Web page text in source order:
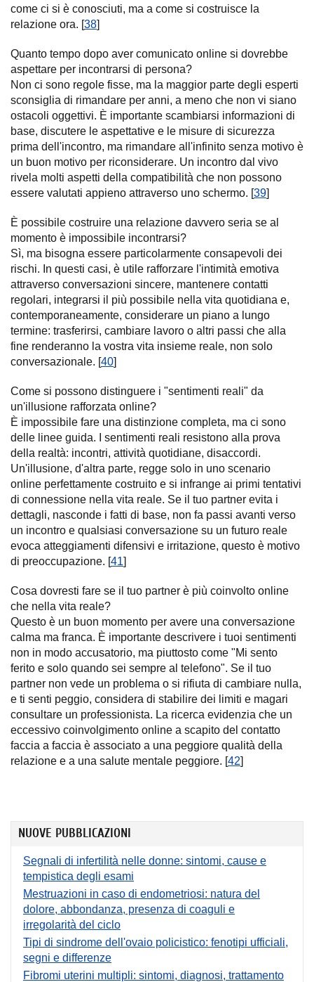
come ci si è conosciuti, ma a come si costruisce la
relazione ora. [38]
Quanto tempo dopo aver comunicato online si dovrebbe
aspettare per incontrarsi di persona?
Non ci sono regole fisse, ma la maggior parte degli esperti
sconsiglia di rimandare per anni, a meno che non vi siano
ostacoli oggettivi. È importante scambiarsi informazioni di
base, discutere le aspettative e le misure di sicurezza
prima dell'incontro, ma rimandare all'infinito senza motivo è
un buon motivo per riconsiderare. Un incontro dal vivo
rivela molti aspetti della compatibilità che non possono
essere valutati appieno attraverso uno schermo. [39]
È possibile costruire una relazione davvero seria se al
momento è impossibile incontrarsi?
Sì, ma bisogna essere particolarmente consapevoli dei
rischi. In questi casi, è utile rafforzare l'intimità emotiva
attraverso conversazioni sincere, mantenere contatti
regolari, integrarsi il più possibile nella vita quotidiana e,
contemporaneamente, considerare un piano a lungo
termine: trasferirsi, cambiare lavoro o altri passi che alla
fine renderanno la vostra vita insieme reale, non solo
conversazionale. [40]
Come si possono distinguere i "sentimenti reali" da
un'illusione rafforzata online?
È impossibile fare una distinzione completa, ma ci sono
delle linee guida. I sentimenti reali resistono alla prova
della realtà: incontri, attività quotidiane, disaccordi.
Un'illusione, d'altra parte, regge solo in uno scenario
online perfettamente costruito e si infrange ai primi tentativi
di connessione nella vita reale. Se il tuo partner evita i
dettagli, nasconde i fatti di base, non fa passi avanti verso
un incontro e qualsiasi conversazione su un futuro reale
evoca atteggiamenti difensivi e irritazione, questo è motivo
di preoccupazione. [41]
Cosa dovresti fare se il tuo partner è più coinvolto online
che nella vita reale?
Questo è un buon momento per avere una conversazione
calma ma franca. È importante descrivere i tuoi sentimenti
non in modo accusatorio, ma piuttosto come "Mi sento
ferito e solo quando sei sempre al telefono". Se il tuo
partner non vede un problema o si rifiuta di cambiare nulla,
e ti senti peggio, considera di stabilire dei limiti e magari
consultare un professionista. La ricerca evidenzia che un
eccessivo coinvolgimento online a scapito del contatto
faccia a faccia è associato a una peggiore qualità della
relazione e a una salute mentale peggiore. [42]
NUOVE PUBBLICAZIONI
Segnali di infertilità nelle donne: sintomi, cause e
tempistica degli esami
Mestruazioni in caso di endometriosi: natura del
dolore, abbondanza, presenza di coaguli e
irregolarità del ciclo
Tipi di sindrome dell'ovaio policistico: fenotipi ufficiali,
segni e differenze
Fibromi uterini multipli: sintomi, diagnosi, trattamento